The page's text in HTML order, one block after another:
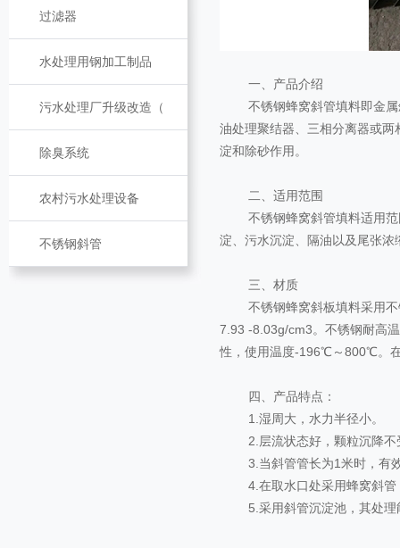
过滤器
水处理用钢加工制品
污水处理厂升级改造（
除臭系统
农村污水处理设备
不锈钢斜管
一、产品介绍
不锈钢蜂窝斜管填料即金属
油处理聚结器、三相分离器或
淀和除砂作用。
二、适用范围
不锈钢蜂窝斜管填料适用范
淀、污水沉淀、隔油以及尾张
三、材质
不锈钢蜂窝斜板填料采用不
7.93 -8.03g/cm3。不锈钢耐高
性，使用温度-196℃～800℃。
四、产品特点：
1.湿周大，水力半径小。
2.层流状态好，颗粒沉降不
3.当斜管管长为1米时，有效
4.在取水口处采用蜂窝斜管
5.采用斜管沉淀池，其处理